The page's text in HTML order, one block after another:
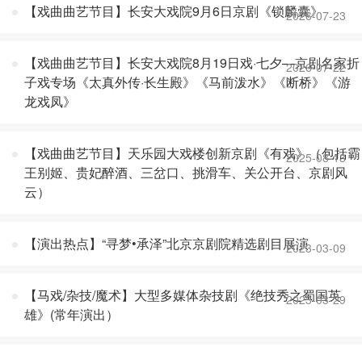
【戏曲曲艺节目】长安大戏院9月6日京剧《锁麟囊》
2026-07-23
【戏曲曲艺节目】长安大戏院8月19日戏·七夕—京剧名家折
子戏专场《太真外传·长生殿》《马前泼水》《断桥》《游
龙戏凤》
2026-07-22
【戏曲曲艺节目】天乐园大戏楼创新京剧《有戏》（包括霸
王别姬、贵妃醉酒、三岔口、挑滑车、关公开台、京剧风
云）
2025-08-13
【演出热点】“寻梦•承泽”北京京剧院精选剧目展演2023-03-09
【马戏/杂技/魔术】大型多媒体杂技剧《绝技秀之蜀国英
雄》(常年演出）
2023-03-29